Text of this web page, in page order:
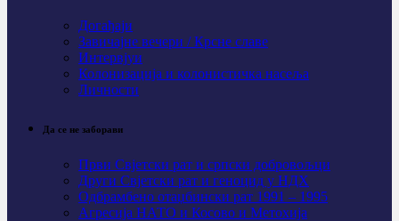
Догађаји
Завичајне вечери / Крсне славе
Интервјуи
Колонизација и колонистичка насеља
Личности
Да се не заборави
Први Свјeтски рат и српски добровољци
Други Свјетски рат и геноцид у НДХ
Одбрамбено отаџбински рат 1991 – 1995
Агресија НАТО и Косово и Метохија